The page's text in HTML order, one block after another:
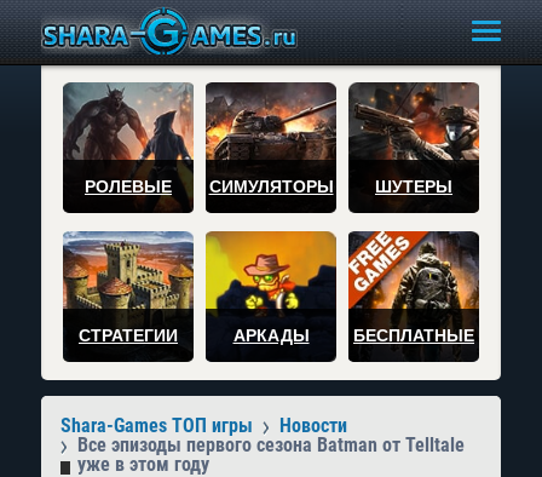
РОЛЕВЫЕ СИМУЛЯТОРЫ ШУТЕРЫ
СТРАТЕГИИ АРКАДЫ БЕСПЛАТНЫЕ
Shara-Games ТОП игры
Новости
Все эпизоды первого сезона Batman от Telltale
уже в этом году